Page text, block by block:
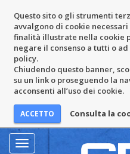
Questo sito o gli strumenti
avvalgono di cookie
finalità illustrate nella cookie
negare il consenso a tutti o
policy.
Chiudendo questo banner,
su un link o proseguendo la
acconsenti all’uso dei cookie.
Consulta la
Mostra